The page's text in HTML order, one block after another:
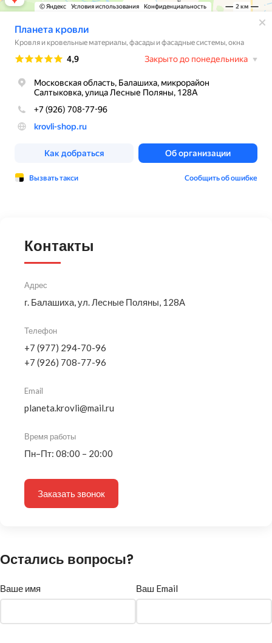
Контакты
Адрес
г. Балашиха, ул. Лесные Поляны, 128А
Телефон
+7 (977) 294-70-96
+7 (926) 708-77-96
Email
planeta.krovli@mail.ru
Время работы
Пн–Пт: 08:00 – 20:00
Заказать звонок
Остались вопросы?
Ваше имя Ваш Email